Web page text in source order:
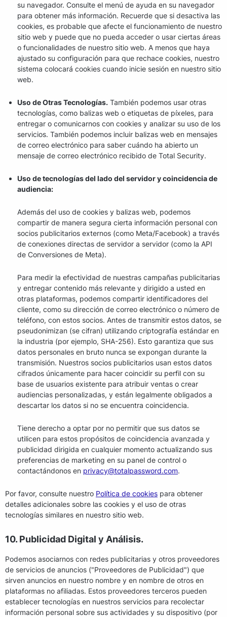
su navegador. Consulte el menú de ayuda en su navegador
para obtener más información. Recuerde que si desactiva las
cookies, es probable que afecte el funcionamiento de nuestro
sitio web y puede que no pueda acceder o usar ciertas áreas
o funcionalidades de nuestro sitio web. A menos que haya
ajustado su configuración para que rechace cookies, nuestro
sistema colocará cookies cuando inicie sesión en nuestro sitio
web.
Uso de Otras Tecnologías. También podemos usar otras
tecnologías, como balizas web o etiquetas de píxeles, para
entregar o comunicarnos con cookies y analizar su uso de los
servicios. También podemos incluir balizas web en mensajes
de correo electrónico para saber cuándo ha abierto un
mensaje de correo electrónico recibido de Total Security.
Uso de tecnologías del lado del servidor y coincidencia de
audiencia:
Además del uso de cookies y balizas web, podemos
compartir de manera segura cierta información personal con
socios publicitarios externos (como Meta/Facebook) a través
de conexiones directas de servidor a servidor (como la API
de Conversiones de Meta).
Para medir la efectividad de nuestras campañas publicitarias
y entregar contenido más relevante y dirigido a usted en
otras plataformas, podemos compartir identificadores del
cliente, como su dirección de correo electrónico o número de
teléfono, con estos socios. Antes de transmitir estos datos, se
pseudonimizan (se cifran) utilizando criptografía estándar en
la industria (por ejemplo, SHA-256). Esto garantiza que sus
datos personales en bruto nunca se expongan durante la
transmisión. Nuestros socios publicitarios usan estos datos
cifrados únicamente para hacer coincidir su perfil con su
base de usuarios existente para atribuir ventas o crear
audiencias personalizadas, y están legalmente obligados a
descartar los datos si no se encuentra coincidencia.
Tiene derecho a optar por no permitir que sus datos se
utilicen para estos propósitos de coincidencia avanzada y
publicidad dirigida en cualquier momento actualizando sus
preferencias de marketing en su panel de control o
contactándonos en privacy@totalpassword.com.
Por favor, consulte nuestro Política de cookies para obtener
detalles adicionales sobre las cookies y el uso de otras
tecnologías similares en nuestro sitio web.
10. Publicidad Digital y Análisis.
Podemos asociarnos con redes publicitarias y otros proveedores
de servicios de anuncios ("Proveedores de Publicidad") que
sirven anuncios en nuestro nombre y en nombre de otros en
plataformas no afiliadas. Estos proveedores terceros pueden
establecer tecnologías en nuestros servicios para recolectar
información personal sobre sus actividades y su dispositivo (por